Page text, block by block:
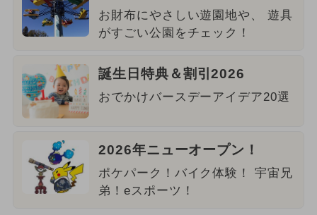
お財布にやさしい遊園地や、 遊具
がすごい公園をチェック！
誕生日特典＆割引2026
おでかけバースデーアイデア20選
2026年ニューオープン！
ポケパーク！バイク体験！ 宇宙兄
弟！eスポーツ！